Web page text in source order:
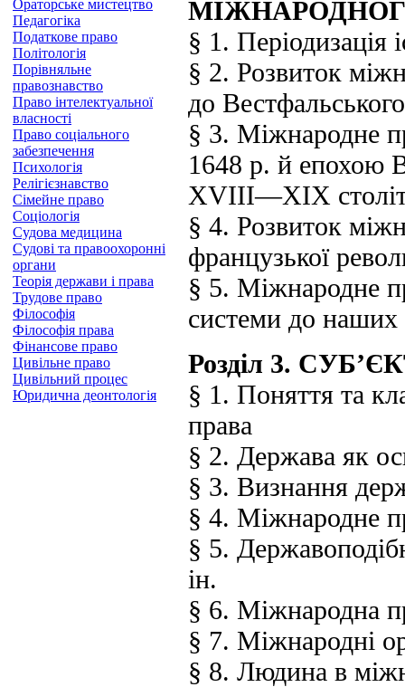
Ораторське мистецтво
Педагогіка
Податкове право
Політологія
Порівняльне
правознавство
Право інтелектуальної
власності
Право соціального
забезпечення
Психологія
Релігієзнавство
Сімейне право
Соціологія
Судова медицина
Судові та правоохоронні
органи
Теорія держави і права
Трудове право
Філософія
Філософія права
Фінансове право
Цивільне право
Цивільний процес
Юридична деонтологія
§ 1. Періодизація
§ 2. Розвиток
до
§ 3. Міжнародне
1648 р. й епохою
XVIII—XIX
§ 4. Розвиток
французької
§ 5. Міжнародне
системи до наших
Розділ 3.
§ 1. Поняття та
права
§ 2. Держава як
§ 3. Визнання
§ 4. Міжнародне
§ 5.
ін.
§ 6. Міжнародна
§ 7. Міжнародні
§ 8. Людина в